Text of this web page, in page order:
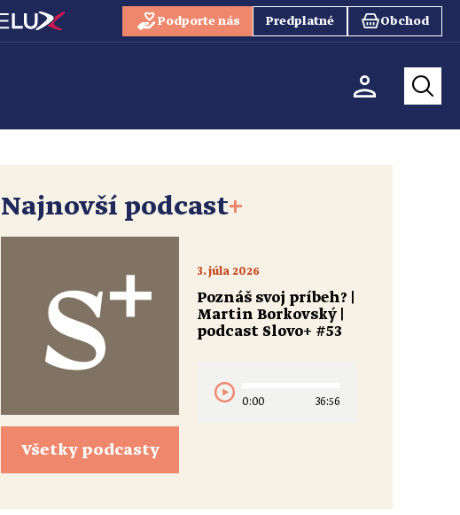
Podporte nás Predplatné Obchod
Najnovší podcast+
Všetky podcasty
3. júla 2026
Poznáš svoj príbeh? |
Martin Borkovský |
podcast Slovo+ #53
0:00 36:56